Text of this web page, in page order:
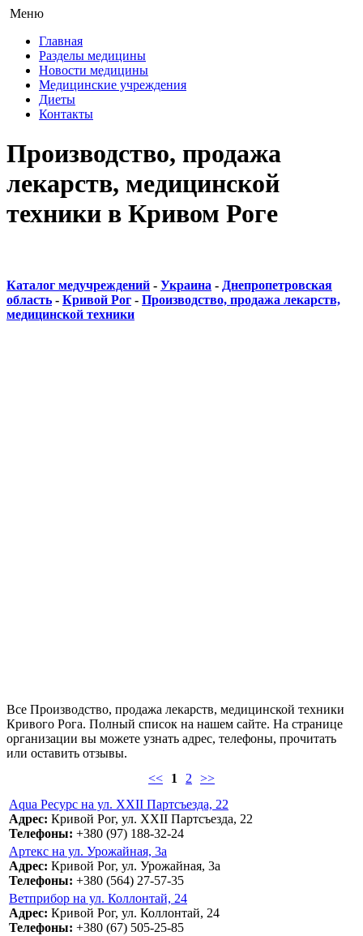
Меню
Главная
Разделы медицины
Новости медицины
Медицинские учреждения
Диеты
Контакты
Производство, продажа
лекарств, медицинской
техники в Кривом Роге
Каталог медучреждений - Украина - Днепропетровская
область - Кривой Рог - Производство, продажа лекарств,
медицинской техники
Все Производство, продажа лекарств, медицинской техники
Кривого Рога. Полный список на нашем сайте. На странице
организации вы можете узнать адрес, телефоны, прочитать
или оставить отзывы.
<<
1 2 >>
Aqua Ресурс на ул. XXII Партсъезда, 22
Адрес: Кривой Рог, ул. XXII Партсъезда, 22
Телефоны: +380 (97) 188-32-24
Артекс на ул. Урожайная, 3а
Адрес: Кривой Рог, ул. Урожайная, 3а
Телефоны: +380 (564) 27-57-35
Ветприбор на ул. Коллонтай, 24
Адрес: Кривой Рог, ул. Коллонтай, 24
Телефоны: +380 (67) 505-25-85